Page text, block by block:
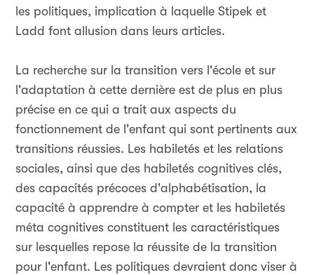
les politiques, implication à laquelle Stipek et
Ladd font allusion dans leurs articles.
La recherche sur la transition vers l'école et sur
l'adaptation à cette dernière est de plus en plus
précise en ce qui a trait aux aspects du
fonctionnement de l'enfant qui sont pertinents aux
transitions réussies. Les habiletés et les relations
sociales, ainsi que des habiletés cognitives clés,
des capacités précoces d'alphabétisation, la
capacité à apprendre à compter et les habiletés
méta cognitives constituent les caractéristiques
sur lesquelles repose la réussite de la transition
pour l'enfant. Les politiques devraient donc viser à